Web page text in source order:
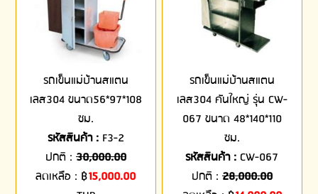
รถเข็นแม่บ้านสแตน
เลส304 ขนาด56*97*108
ซม.
รหัสสินค้า : F3-2
ปกติ : 30,000.00
ลดเหลือ : ฿15,000.00
รถเข็นแม่บ้านสแตน
เลส304 คันใหญ่ รุ่น CW-
067 ขนาด 48*140*110
ซม.
รหัสสินค้า :CW-067
ปกติ : 28,000.00